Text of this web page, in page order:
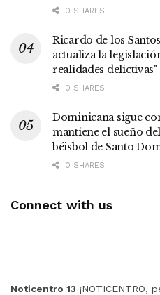
0 SHARES
Ricardo de los
actualiza la
realidades delictivas"
0 SHARES
Dominicana sigue
mantiene el sueño
béisbol de Santo
0 SHARES
Connect with us
Noticentro 13 ¡NOTICENTRO,